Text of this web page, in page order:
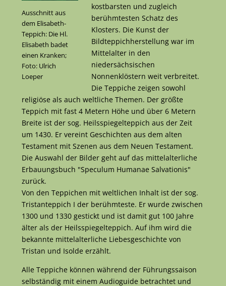
Ausschnitt aus
dem Elisabeth-
Teppich: Die Hl.
Elisabeth badet
einen Kranken;
Foto: Ulrich
Loeper
kostbarsten und zugleich
berühmtesten Schatz des
Klosters. Die Kunst der
Bildteppichherstellung war im
Mittelalter in den
niedersächsischen
Nonnenklöstern weit verbreitet.
Die Teppiche zeigen sowohl
religiöse als auch weltliche Themen. Der größte
Teppich mit fast 4 Metern Höhe und über 6 Metern
Breite ist der sog. Heilsspiegelteppich aus der Zeit
um 1430. Er vereint Geschichten aus dem alten
Testament mit Szenen aus dem Neuen Testament.
Die Auswahl der Bilder geht auf das mittelalterliche
Erbauungsbuch "Speculum Humanae Salvationis"
zurück.
Von den Teppichen mit weltlichen Inhalt ist der sog.
Tristanteppich I der berühmteste. Er wurde zwischen
1300 und 1330 gestickt und ist damit gut 100 Jahre
älter als der Heilsspiegelteppich. Auf ihm wird die
bekannte mittelalterliche Liebesgeschichte von
Tristan und Isolde erzählt.
Alle Teppiche können während der Führungssaison
selbständig mit einem Audioguide betrachtet und